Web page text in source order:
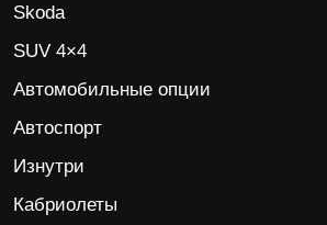
Skoda
SUV 4×4
Автомобильные опции
Автоспорт
Изнутри
Кабриолеты